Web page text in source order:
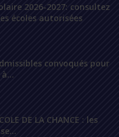
2026-2027: consultez
écoles autorisées
convoqués pour
DE LA CHANCE : les